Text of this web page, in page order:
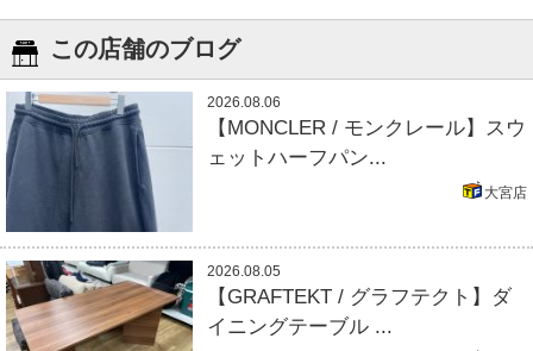
この店舗のブログ
2026.08.06
【MONCLER / モンクレール】スウ
ェットハーフパン...
大宮店
2026.08.05
【GRAFTEKT / グラフテクト】ダ
イニングテーブル ...